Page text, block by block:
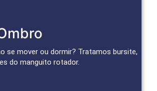
se mover ou dormir? Tratamos bursite,
do manguito rotador.
Especializado para Ombro
e terapias regenerativas reduzem
Agendar Consulta